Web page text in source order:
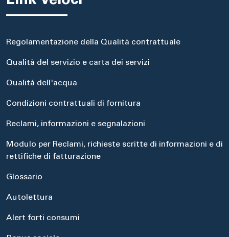
Regolamentazione della Qualità contrattuale
Qualità del servizio e carta dei servizi
Qualità dell'acqua
Condizioni contrattuali di fornitura
Reclami, informazioni e segnalazioni
Modulo per Reclami, richieste scritte di informazioni e di
rettifiche di fatturazione
Glossario
Autolettura
Alert forti consumi